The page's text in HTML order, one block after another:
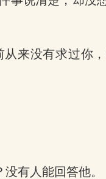
来没有求过你
有人能回答他。